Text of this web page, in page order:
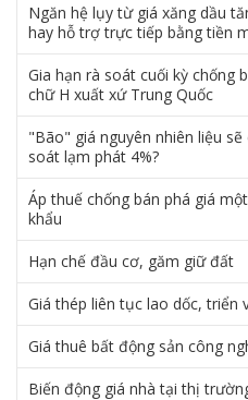
Ngăn hệ lụy từ giá xăng dầu
hay hỗ trợ trực tiếp bằng tiền
Gia hạn rà soát cuối kỳ chống
chữ H xuất xứ Trung Quốc
"Bão" giá nguyên nhiên liệu
soát lạm phát 4%?
Áp thuế chống bán phá giá
khẩu
Hạn chế đầu cơ, găm giữ đất
Giá thép liên tục lao dốc, triển
Giá thuê bất động sản công
Biến động giá nhà tại thị